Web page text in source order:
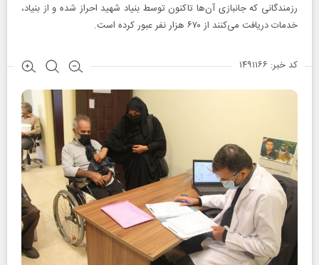
رزمندگانی که جانبازی آن‌ها تاکنون توسط بنیاد شهید احراز شده و از بنیاد،
خدمات دریافت می‌کنند از ۶۷۰ هزار نفر عبور کرده است.
کد خبر: ۱۴۹۱۱۶۶